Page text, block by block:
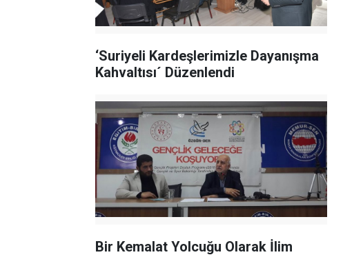
‘Suriyeli Kardeşlerimizle Dayanışma
Kahvaltısı´ Düzenlendi
Bir Kemalat Yolcuğu Olarak İlim